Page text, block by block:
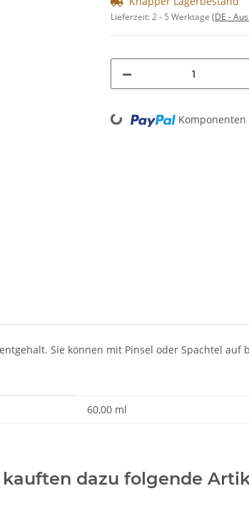
Lieferzeit:2 - 5 Werktage (DE -
Loading...
Sie können mit Pinsel oder Spachtel
60,00 ml
dazu folgende